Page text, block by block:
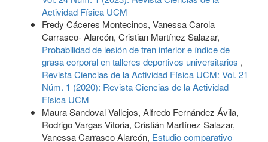
Actividad Física UCM
Fredy Cáceres Montecinos, Vanessa Carola
Carrasco- Alarcón, Cristian Martínez Salazar,
Probabilidad de lesión de tren inferior e índice de
grasa corporal en talleres deportivos universitarios ,
Revista Ciencias de la Actividad Física UCM: Vol. 21
Núm. 1 (2020): Revista Ciencias de la Actividad
Física UCM
Maura Sandoval Vallejos, Alfredo Fernández Ávila,
Rodrigo Vargas Vitoria, Cristián Martínez Salazar,
Vanessa Carrasco Alarcón, Estudio comparativo